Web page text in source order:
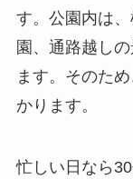
す。公園内は
園、通路越し
ます。そのた
かります。
忙しい日なら